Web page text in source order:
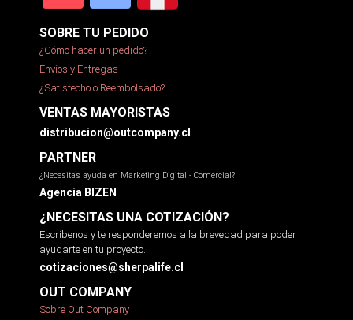
SOBRE TU PEDIDO
¿Cómo hacer un pedido?
Envíos y Entregas
¿Satisfecho o Reembolsado?
VENTAS MAYORISTAS
distribucion@outcompany.cl
PARTNER
¿Necesitas ayuda en Marketing Digital - Comercial?
Agencia BIZEN
¿NECESITAS UNA COTIZACIÓN?
Escríbenos y te responderemos a la brevedad para poder
ayudarte en tu proyecto.
cotizaciones@sherpalife.cl
OUT COMPANY
Sobre Out Company